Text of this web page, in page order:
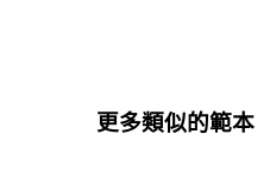
更多類似的範本